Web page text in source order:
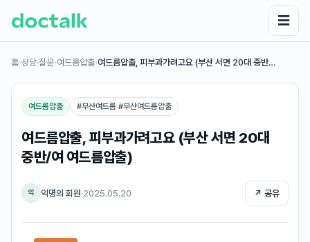
☰
홈›상담·질문›여드름압출›여드름압출, 피부과가려고요 (부산 서면 20대 중반…
여드름압출 #부산여드름 #부산여드름압출
여드름압출, 피부과가려고요 (부산 서면 20대
중반/여 여드름압출)
익 익명의 회원·2025.05.20 ↗ 공유